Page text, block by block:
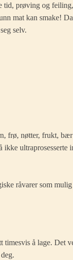
tid, prøving og
mat kan smake!
selv.
frø, nøtter, frukt,
ultraprosesserte
råvarer som mulig
timesvis å lage. Det